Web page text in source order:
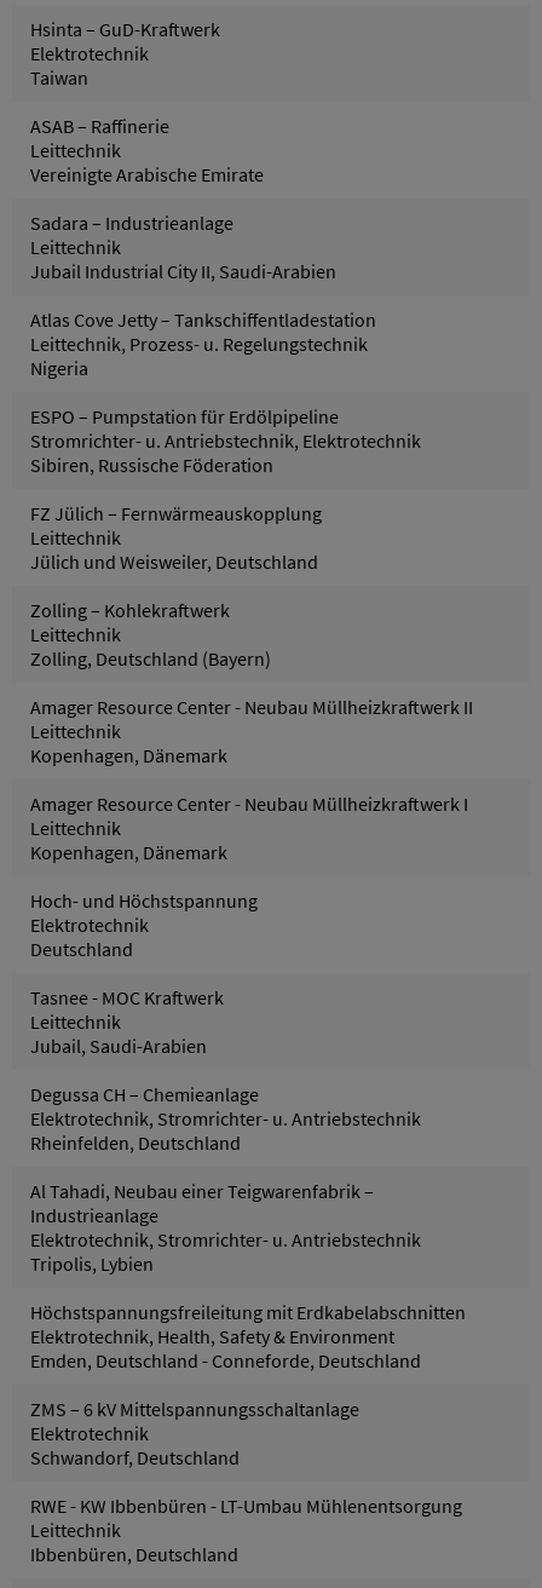
Hsinta – GuD-Kraftwerk
Elektrotechnik
Taiwan
ASAB – Raffinerie
Leittechnik
Vereinigte Arabische Emirate
Sadara – Industrieanlage
Leittechnik
Jubail Industrial City II, Saudi-Arabien
Atlas Cove Jetty – Tankschiffentladestation
Leittechnik, Prozess- u. Regelungstechnik
Nigeria
ESPO – Pumpstation für Erdölpipeline
Stromrichter- u. Antriebstechnik, Elektrotechnik
Sibiren, Russische Föderation
FZ Jülich – Fernwärmeauskopplung
Leittechnik
Jülich und Weisweiler, Deutschland
Zolling – Kohlekraftwerk
Leittechnik
Zolling, Deutschland (Bayern)
Amager Resource Center - Neubau Müllheizkraftwerk II
Leittechnik
Kopenhagen, Dänemark
Amager Resource Center - Neubau Müllheizkraftwerk I
Leittechnik
Kopenhagen, Dänemark
Hoch- und Höchstspannung
Elektrotechnik
Deutschland
Tasnee - MOC Kraftwerk
Leittechnik
Jubail, Saudi-Arabien
Degussa CH – Chemieanlage
Elektrotechnik, Stromrichter- u. Antriebstechnik
Rheinfelden, Deutschland
Al Tahadi, Neubau einer Teigwarenfabrik –
Industrieanlage
Elektrotechnik, Stromrichter- u. Antriebstechnik
Tripolis, Lybien
Höchstspannungsfreileitung mit Erdkabelabschnitten
Elektrotechnik, Health, Safety & Environment
Emden, Deutschland - Conneforde, Deutschland
ZMS – 6 kV Mittelspannungsschaltanlage
Elektrotechnik
Schwandorf, Deutschland
RWE - KW Ibbenbüren - LT-Umbau Mühlenentsorgung
Leittechnik
Ibbenbüren, Deutschland